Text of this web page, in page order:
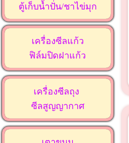
ตู้เก็บน้ำปั่น/ชาไข่มุก
เครื่องซีลแก้ว
ฟิล์มปิดฝาแก้ว
เครื่องซีลถุง
ซีลสูญญากาศ